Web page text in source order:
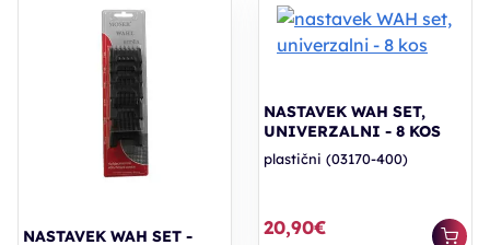
NASTAVEK WAH SET -
NASTAVEK WAH SET,
UNIVERZALNI - 8 KOS
plastični (03170-400)
20,90€